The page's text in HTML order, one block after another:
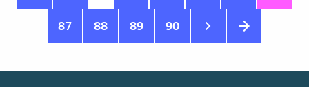
Seite
Seite
87 Seite
88 Seite
89 Seite
90